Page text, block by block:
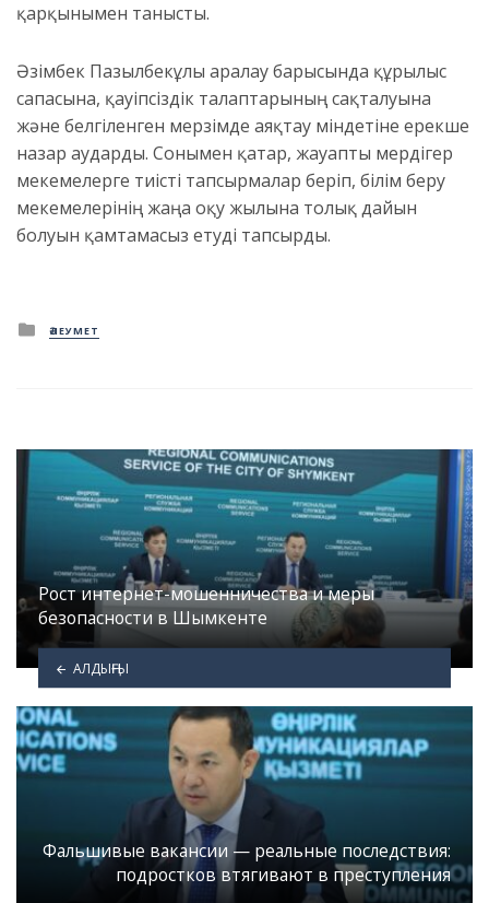
қарқынымен танысты.
Әзімбек Пазылбекұлы аралау барысында құрылыс
сапасына, қауіпсіздік талаптарының сақталуына
және белгіленген мерзімде аяқтау міндетіне ерекше
назар аударды. Сонымен қатар, жауапты мердігер
мекемелерге тиісті тапсырмалар беріп, білім беру
мекемелерінің жаңа оқу жылына толық дайын
болуын қамтамасыз етуді тапсырды.
Posted
in
ӘЛЕУМЕТ
Рост интернет-мошенничества и меры
безопасности в Шымкенте
АЛДЫҢҒЫ
Фальшивые вакансии — реальные последствия:
подростков втягивают в преступления